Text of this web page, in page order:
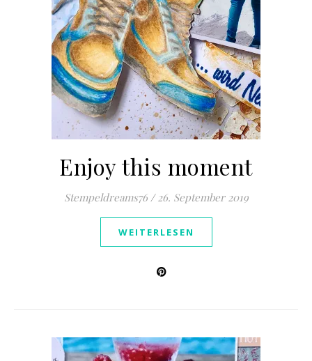
Enjoy this moment
Stempeldreams76 / 26. September 2019
WEITERLESEN